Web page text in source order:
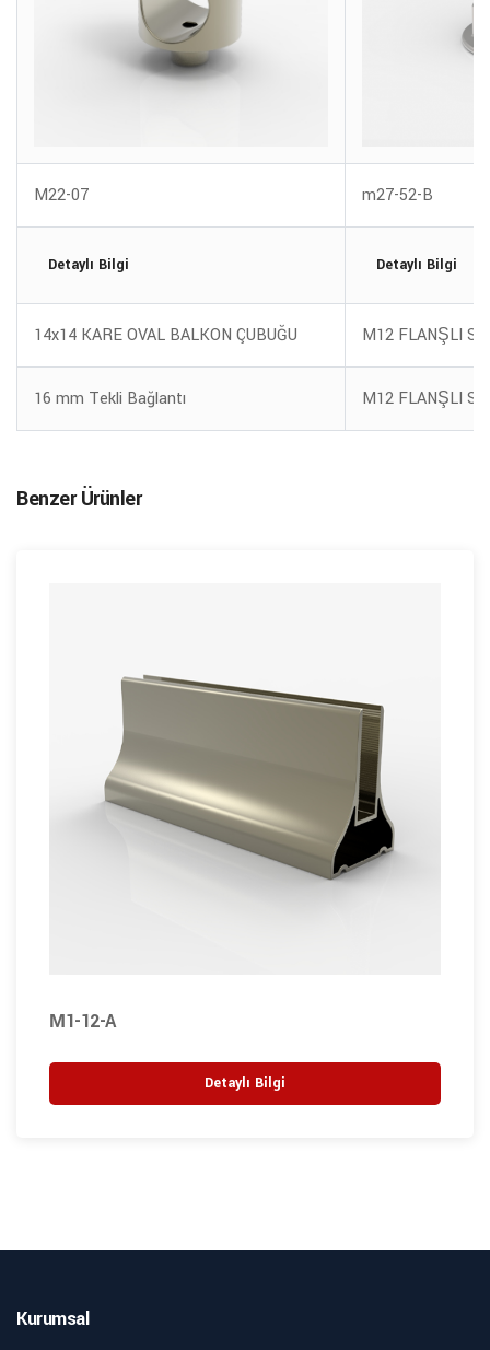
M22-07 m27-52-B
Detaylı Bilgi Detaylı Bilgi
14x14 KARE OVAL BALKON ÇUBUĞU M12 FLANŞLI
16 mm Tekli Bağlantı M12 FLANŞLI
Benzer Ürünler
М1-12-A
Detaylı Bilgi
Kurumsal